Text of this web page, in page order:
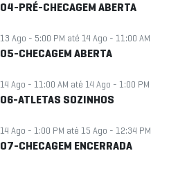
04-PRÉ-CHECAGEM ABERTA
13 Ago - 5:00 PM até 14 Ago - 11:00 AM
05-CHECAGEM ABERTA
14 Ago - 11:00 AM até 14 Ago - 1:00 PM
06-ATLETAS SOZINHOS
14 Ago - 1:00 PM até 15 Ago - 12:34 PM
07-CHECAGEM ENCERRADA